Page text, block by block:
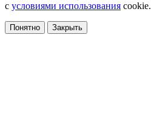
с условиями использования cookie.
Понятно Закрыть